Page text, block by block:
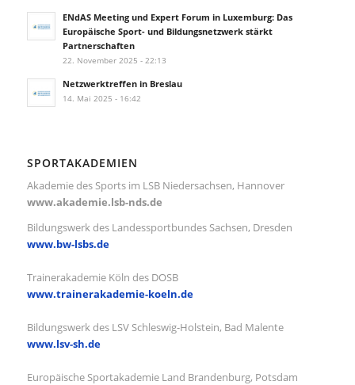
ENdAS Meeting und Expert Forum in Luxemburg: Das
Europäische Sport- und Bildungsnetzwerk stärkt
Partnerschaften
22. November 2025 - 22:13
Netzwerktreffen in Breslau
14. Mai 2025 - 16:42
SPORTAKADEMIEN
Akademie des Sports im LSB Niedersachsen, Hannover
www.akademie.lsb-nds.de
Bildungswerk des Landessportbundes Sachsen, Dresden
www.bw-lsbs.de
Trainerakademie Köln des DOSB
www.trainerakademie-koeln.de
Bildungswerk des LSV Schleswig-Holstein, Bad Malente
www.lsv-sh.de
Europäische Sportakademie Land Brandenburg, Potsdam